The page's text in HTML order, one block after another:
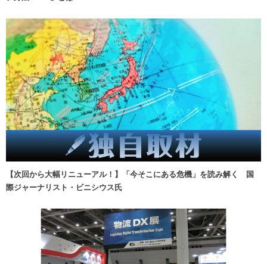
【次回から大幅リニューアル！】「今そこにある危機」を読み解く 国
際ジャーナリスト・ビニシウス氏